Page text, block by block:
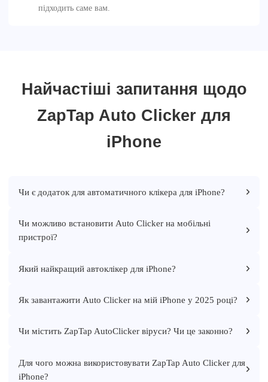
підходить саме вам.
Найчастіші запитання щодо
ZapTap Auto Clicker для
iPhone
Чи є додаток для автоматичного клікера для iPhone?
Чи можливо встановити Auto Clicker на мобільні
пристрої?
Який найкращий автоклікер для iPhone?
Як завантажити Auto Clicker на мій iPhone у 2025 році?
Чи містить ZapTap AutoClicker віруси? Чи це законно?
Для чого можна використовувати ZapTap Auto Clicker для
iPhone?